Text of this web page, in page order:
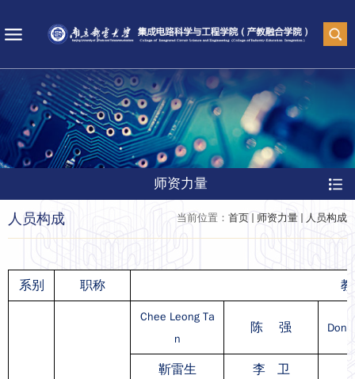
师资力量
当前位置： 首页 师资力量 人员构成
人员构成
系别 职称
Chee Leong Ta
n
陈 强
靳雷生 李 卫